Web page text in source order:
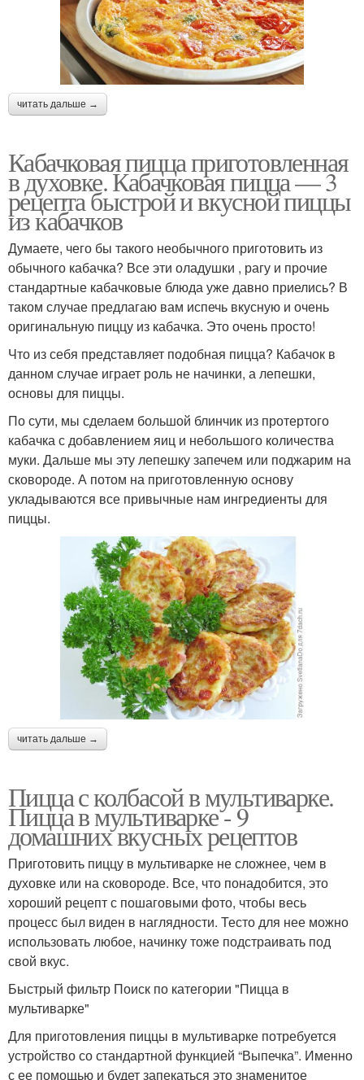
читать дальше →
Кабачковая пицца приготовленная
в духовке. Кабачковая пицца — 3
рецепта быстрой и вкусной пиццы
из кабачков
Думаете, чего бы такого необычного приготовить из
обычного кабачка? Все эти оладушки , рагу и прочие
стандартные кабачковые блюда уже давно приелись? В
таком случае предлагаю вам испечь вкусную и очень
оригинальную пиццу из кабачка. Это очень просто!
Что из себя представляет подобная пицца? Кабачок в
данном случае играет роль не начинки, а лепешки,
основы для пиццы.
По сути, мы сделаем большой блинчик из протертого
кабачка с добавлением яиц и небольшого количества
муки. Дальше мы эту лепешку запечем или поджарим на
сковороде. А потом на приготовленную основу
укладываются все привычные нам ингредиенты для
пиццы.
читать дальше →
Пицца с колбасой в мультиварке.
Пицца в мультиварке - 9
домашних вкусных рецептов
Приготовить пиццу в мультиварке не сложнее, чем в
духовке или на сковороде. Все, что понадобится, это
хороший рецепт с пошаговыми фото, чтобы весь
процесс был виден в наглядности. Тесто для нее можно
использовать любое, начинку тоже подстраивать под
свой вкус.
Быстрый фильтр Поиск по категории "Пицца в
мультиварке"
Для приготовления пиццы в мультиварке потребуется
устройство со стандартной функцией “Выпечка”. Именно
с ее помощью и будет запекаться это знаменитое